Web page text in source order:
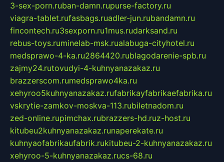
3-sex-porn.ruban-damn.rupurse-factory.ru
viagra-tablet.rufasbags.ruadler-jun.rubandamn.ru
fincontech.ru3sexporn.ru1mus.rudarksand.ru
rebus-toys.ruminelab-msk.rualabuga-cityhotel.ru
medsprawo-4-ka.ru2864420.rublagodarenie-spb.ru
zajmy24.rutovudyi-4-kuhnyanazakaz.ru
brazzerscom.rumedsprawo4ka.ru
xehyroo5kuhnyanazakaz.rufabrikayfabrikaefabrika.ru
vskrytie-zamkov-moskva-113.rubiletnadom.ru
zed-online.rupimchax.rubrazzers-hd.ruz-host.ru
kitubeu2kuhnyanazakaz.runaperekate.ru
kuhnyaofabrikaufabrik.rukitubeu-2-kuhnyanazakaz.ru
xehyroo-5-kuhnyanazakaz.rucs-68.ru